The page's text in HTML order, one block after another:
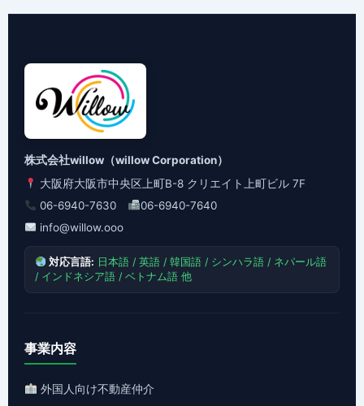
株式会社willow（willow Corporation）
大阪府大阪市中央区上町B-8 クリエイト上町ビル 7F
06-6940-7630
06-6940-7640
info@willow.ooo
対応言語: 日本語 / 英語 / 韓国語 / シンハラ語 / ネパール語
/ インドネシア語 / ベトナム語 他
事業内容
外国人向け不動産仲介